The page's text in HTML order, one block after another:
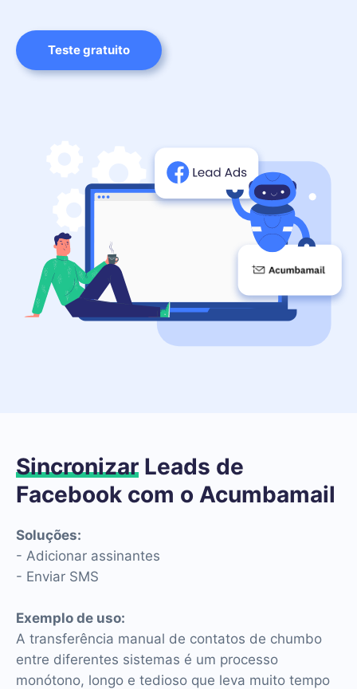
Teste gratuito
Sincronizar Leads de
Facebook com o Acumbamail
Soluções:
- Adicionar assinantes
- Enviar SMS
Exemplo de uso:
A transferência manual de contatos de chumbo
entre diferentes sistemas é um processo
monótono, longo e tedioso que leva muito tempo